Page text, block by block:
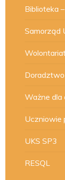
Biblioteka
Samorząd
Ważne dla
Uczniowie
UKS SP3
RESQL